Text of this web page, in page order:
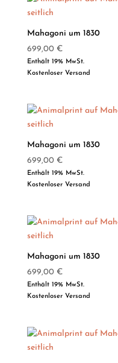
Mahagoni um 1830
699,00 €
Enthält 19% MwSt.
Kostenloser Versand
Mahagoni um 1830
699,00 €
Enthält 19% MwSt.
Kostenloser Versand
Mahagoni um 1830
699,00 €
Enthält 19% MwSt.
Kostenloser Versand